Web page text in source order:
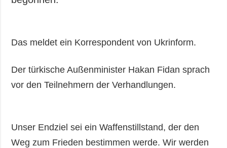
Notfälle
ZUSÄTZLICH
Video
LEISTUNGEN
Das meldet ein Korrespondent von Ukrinform.
Der türkische Außenminister Hakan Fidan sprach
vor den Teilnehmern der Verhandlungen.
Unser Endziel sei ein Waffenstillstand, der den
Weg zum Frieden bestimmen werde. Wir werden